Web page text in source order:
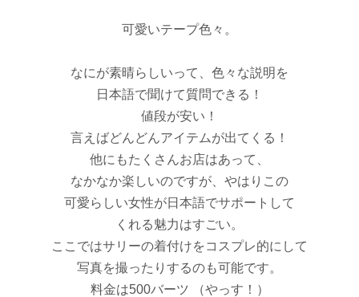
可愛いテープ色々。
なにが素晴らしいって、色々な説明を
日本語で聞けて質問できる！
値段が安い！
言えばどんどんアイテムが出てくる！
他にもたくさんお店はあって、
なかなか楽しいのですが、やはりこの
可愛らしい女性が日本語でサポートして
くれる魅力はすごい。
ここではサリーの着付けをコスプレ的にして
写真を撮ったりするのも可能です。
料金は500バーツ （やっす！）